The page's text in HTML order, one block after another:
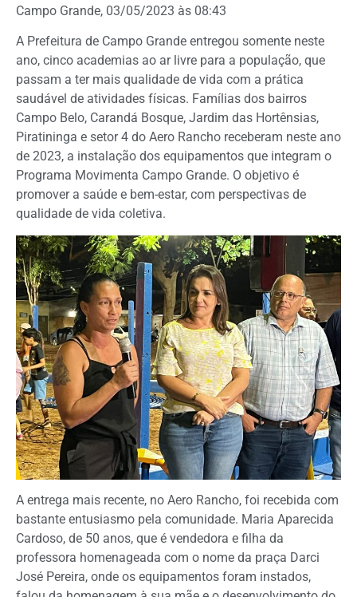
Campo Grande, 03/05/2023 às 08:43
A Prefeitura de Campo Grande entregou somente neste
ano, cinco academias ao ar livre para a população, que
passam a ter mais qualidade de vida com a prática
saudável de atividades físicas. Famílias dos bairros
Campo Belo, Carandá Bosque, Jardim das Hortênsias,
Piratininga e setor 4 do Aero Rancho receberam neste ano
de 2023, a instalação dos equipamentos que integram o
Programa Movimenta Campo Grande. O objetivo é
promover a saúde e bem-estar, com perspectivas de
qualidade de vida coletiva.
A entrega mais recente, no Aero Rancho, foi recebida com
bastante entusiasmo pela comunidade. Maria Aparecida
Cardoso, de 50 anos, que é vendedora e filha da
professora homenageada com o nome da praça Darci
José Pereira, onde os equipamentos foram instados,